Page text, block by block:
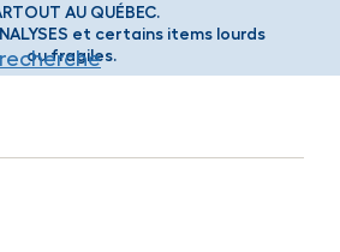
AU QUÉBEC.
et certains items lourds
ou fragiles.